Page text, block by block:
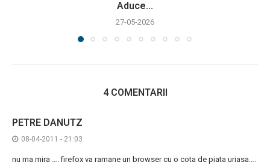
Aduce...
27-05-2026
4 COMENTARII
PETRE DANUTZ
08-04-2011 - 21:03
nu ma mira …. firefox va ramane un browser cu o cota de piata uriasa….